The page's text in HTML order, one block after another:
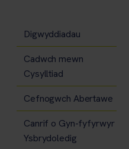
Digwyddiadau
Cadwch mewn
Cysylltiad
Cefnogwch Abertawe
Canrif o Gyn-fyfyrwyr
Ysbrydoledig